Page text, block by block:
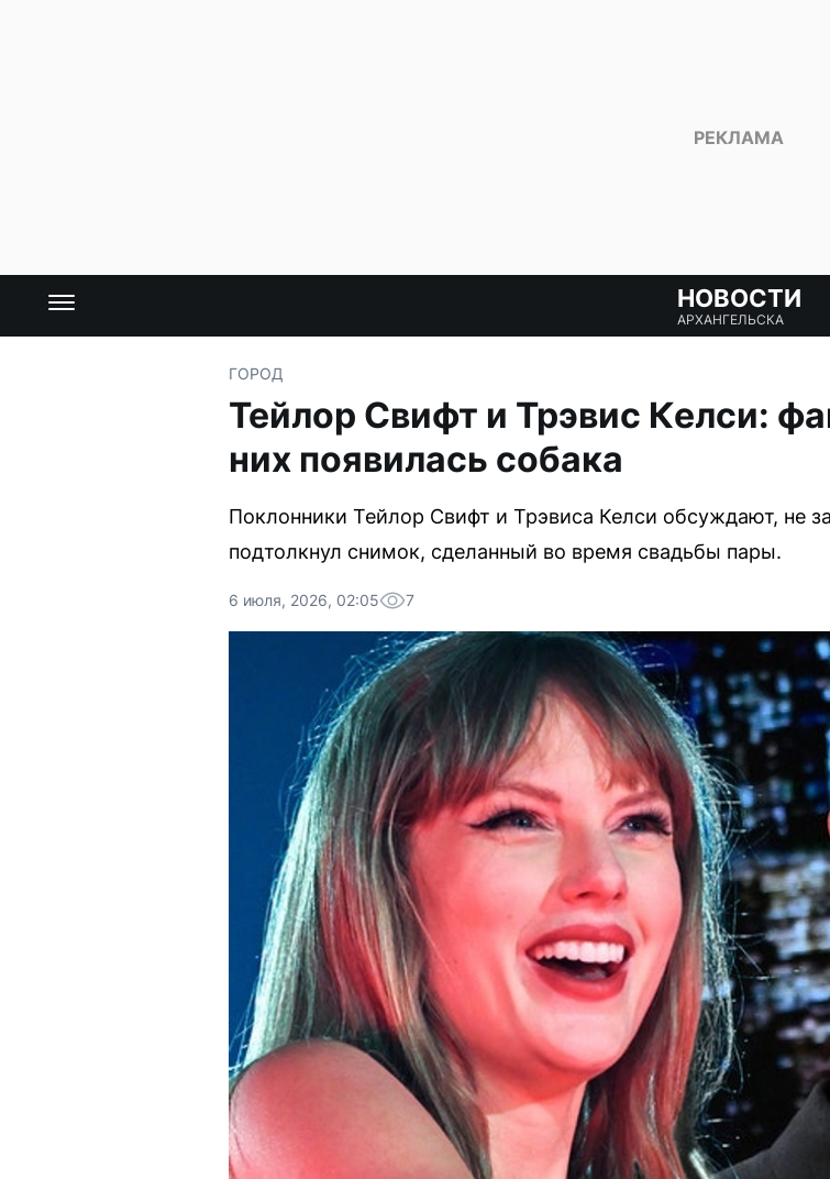
НОВОСТИ
АРХАНГЕЛЬСКА
ГОРОД
Тейлор Свифт и Трэвис Келси:
них появилась собака
Поклонники Тейлор Свифт и Трэвиса Келси обсуждают, не
подтолкнул снимок, сделанный во время свадьбы пары.
6 июля, 2026, 02:05 7